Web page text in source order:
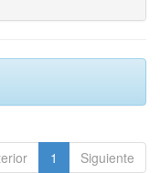
1 Siguiente